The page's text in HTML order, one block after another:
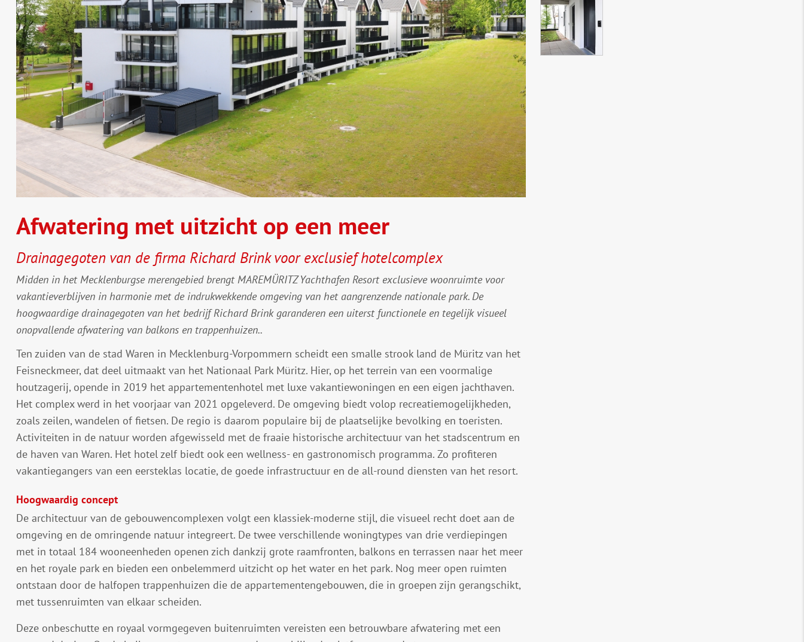
Afwatering met uitzicht op een meer
Drainagegoten van de firma Richard Brink voor exclusief hotelcomplex
Midden in het Mecklenburgse merengebied brengt MAREMÜRITZ Yachthafen Resort exclusieve woonruimte voor
vakantieverblijven in harmonie met de indrukwekkende omgeving van het aangrenzende nationale park. De
hoogwaardige drainagegoten van het bedrijf Richard Brink garanderen een uiterst functionele en tegelijk visueel
onopvallende afwatering van balkons en trappenhuizen..
Ten zuiden van de stad Waren in Mecklenburg-Vorpommern scheidt een smalle strook land de Müritz van het
Feisneckmeer, dat deel uitmaakt van het Nationaal Park Müritz. Hier, op het terrein van een voormalige
houtzagerij, opende in 2019 het appartementenhotel met luxe vakantiewoningen en een eigen jachthaven.
Het complex werd in het voorjaar van 2021 opgeleverd. De omgeving biedt volop recreatiemogelijkheden,
zoals zeilen, wandelen of fietsen. De regio is daarom populaire bij de plaatselijke bevolking en toeristen.
Activiteiten in de natuur worden afgewisseld met de fraaie historische architectuur van het stadscentrum en
de haven van Waren. Het hotel zelf biedt ook een wellness- en gastronomisch programma. Zo profiteren
vakantiegangers van een eersteklas locatie, de goede infrastructuur en de all-round diensten van het resort.
Hoogwaardig concept
De architectuur van de gebouwencomplexen volgt een klassiek-moderne stijl, die visueel recht doet aan de
omgeving en de omringende natuur integreert. De twee verschillende woningtypes van drie verdiepingen
met in totaal 184 wooneenheden openen zich dankzij grote raamfronten, balkons en terrassen naar het meer
en het royale park en bieden een onbelemmerd uitzicht op het water en het park. Nog meer open ruimten
ontstaan door de halfopen trappenhuizen die de appartementengebouwen, die in groepen zijn gerangschikt,
met tussenruimten van elkaar scheiden.
Deze onbeschutte en royaal vormgegeven buitenruimten vereisten een betrouwbare afwatering met een